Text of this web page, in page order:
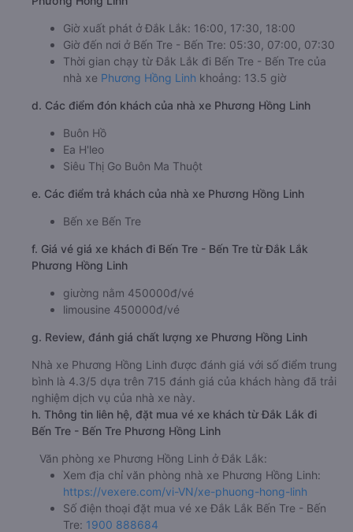
Giờ xuất phát ở Đắk Lắk: 16:00, 17:30, 18:00
Giờ đến nơi ở Bến Tre - Bến Tre: 05:30, 07:00, 07:30
Thời gian chạy từ Đắk Lắk đi Bến Tre - Bến Tre của
nhà xe Phương Hồng Linh khoảng: 13.5 giờ
d. Các điểm đón khách của nhà xe Phương Hồng Linh
Buôn Hồ
Ea H'leo
Siêu Thị Go Buôn Ma Thuột
e. Các điểm trả khách của nhà xe Phương Hồng Linh
Bến xe Bến Tre
f. Giá vé giá xe khách đi Bến Tre - Bến Tre từ Đắk Lắk
Phương Hồng Linh
giường nằm 450000đ/vé
limousine 450000đ/vé
g. Review, đánh giá chất lượng xe Phương Hồng Linh
Nhà xe Phương Hồng Linh được đánh giá với số điểm trung
bình là 4.3/5 dựa trên 715 đánh giá của khách hàng đã trải
nghiệm dịch vụ của nhà xe này.
h. Thông tin liên hệ, đặt mua vé xe khách từ Đắk Lắk đi
Bến Tre - Bến Tre Phương Hồng Linh
Văn phòng xe Phương Hồng Linh ở Đắk Lắk:
Xem địa chỉ văn phòng nhà xe Phương Hồng Linh:
https://vexere.com/vi-VN/xe-phuong-hong-linh
Số điện thoại đặt mua vé xe Đắk Lắk Bến Tre - Bến
Tre: 1900 888684